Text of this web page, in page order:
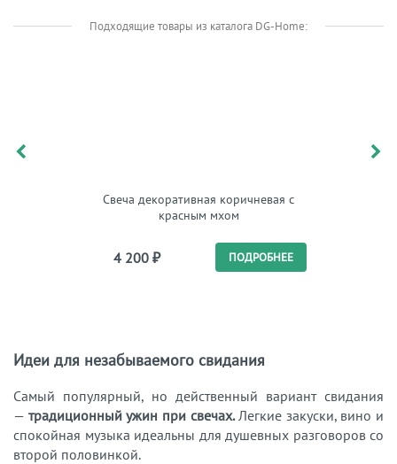
Подходящие товары из каталога DG-Home:
Свеча декоративная коричневая с
красным мхом
4 200 ₽ ПОДРОБНЕЕ
Идеи для незабываемого свидания
Самый популярный, но действенный вариант свидания
— традиционный ужин при свечах.Легкие закуски, вино и
спокойная музыка идеальны для душевных разговоров со
второй половинкой.